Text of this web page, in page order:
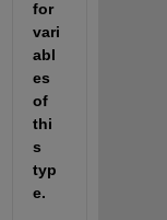
for
vari
abl
es
of
thi
s
typ
e.